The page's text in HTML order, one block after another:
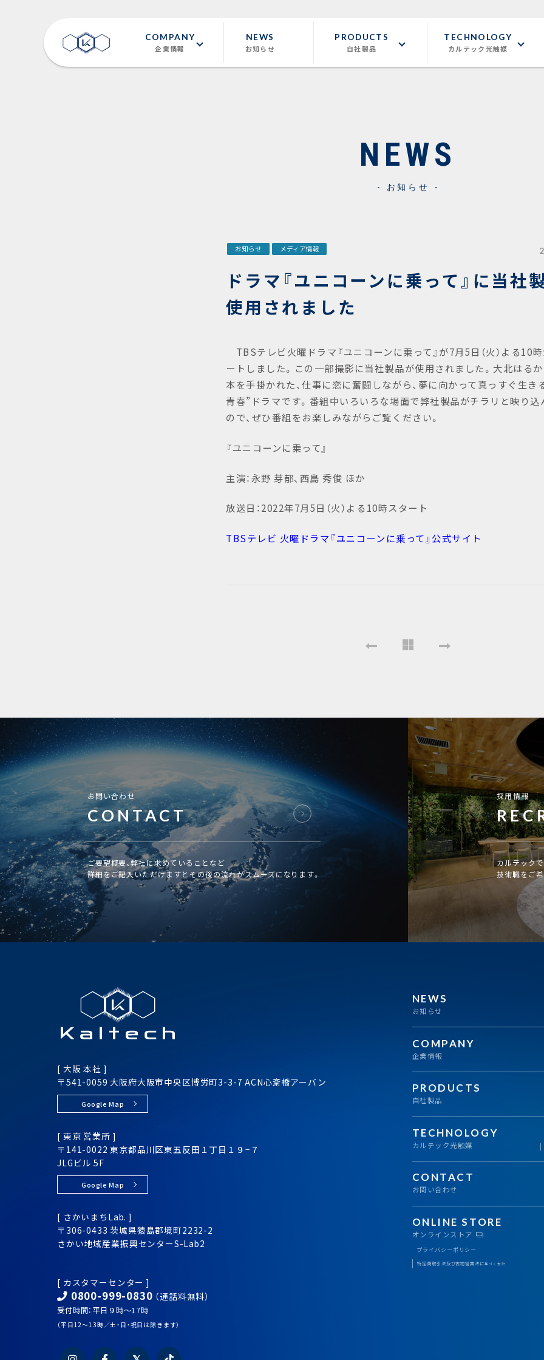
COMPANY
企業情報
NEWS
お知らせ
PRODUCTS
自社製品
TECHNOLOGY
カルテック光触媒
NEWS
お知らせ
お知らせ メディア情報
ドラマ『ユニコーンに乗って』に当社
使用されました
TBSテレビ火曜ドラマ『ユニコーンに乗って』が7月5日（火）よる10
ートしました。この一部撮影に当社製品が使用されました。大北はる
本を手掛かれた、仕事に恋に奮闘しながら、夢に向かって真っすぐ生き
青春”ドラマです。番組中いろいろな場面で弊社製品がチラリと映り込
ので、ぜひ番組をお楽しみながらご覧ください。
『ユニコーンに乗って』
主演：永野 芽郁、西島 秀俊 ほか
放送日：2022年7月5日（火）よる10時スタート
TBSテレビ 火曜ドラマ『ユニコーンに乗って』公式サイト
お問い合わせ
CONTACT
ご要望概要、弊社に求めていることなど
詳細をご記入いただけますとその後の流れがスムーズになります。
採用情報
カルテック
技術職をご
[ 大阪 本社 ]
〒541-0059 大阪府大阪市中央区博労町3-3-7 ACN心斎橋アーバン
Google Map
[ 東京 営業所 ]
〒141-0022 東京都品川区東五反田１丁目１９−７
JLGビル 5F
Google Map
[ さかいまちLab. ]
〒306-0433 茨城県猿島郡境町2232-2
さかい地域産業振興センターS-Lab2
[ カスタマーセンター ]
0800-999-0830 （通話料無料）
受付時間：平日９時～17時
（平日12～13時／土・日・祝日は除きます）
NEWS
お知らせ
COMPANY
企業情報
PRODUCTS
自社製品
TECHNOLOGY
カルテック光触媒
CONTACT
お問い合わせ
ONLINE STORE
オンラインストア
プライバシーポリシー
特定商取引法及び古物営業法に基づく表記